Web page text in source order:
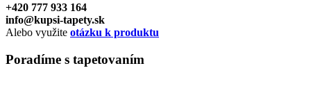
+420 777 933 164
info@kupsi-tapety.sk
Alebo využite otázku k produktu
Poradíme s tapetovaním